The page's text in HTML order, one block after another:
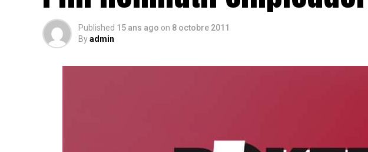
Published 15 ans ago on 8 octobre 2011
Byadmin